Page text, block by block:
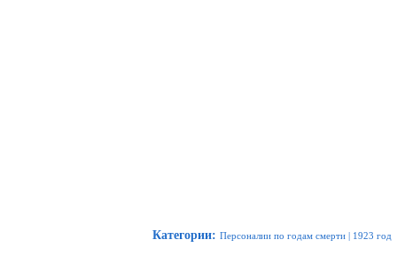
Категории: Персоналии по годам смерти | 1923 год